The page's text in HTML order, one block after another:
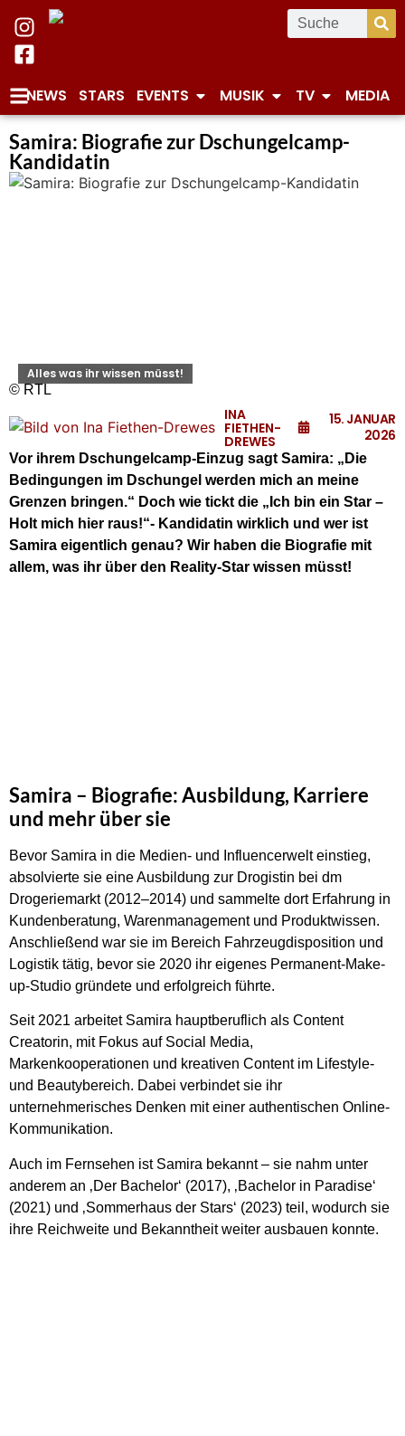
NEWS STARS EVENTS MUSIK TV MEDIA
Samira: Biografie zur Dschungelcamp-
Kandidatin
Alles was ihr wissen müsst!
© RTL
INA
FIETHEN-
DREWES
15. JANUAR
2026
Vor ihrem Dschungelcamp-Einzug sagt Samira: „ Die
Bedingungen im Dschungel werden mich an meine
Grenzen bringen.“ Doch wie tickt die „Ich bin ein Star –
Holt mich hier raus!“- Kandidatin wirklich und wer ist
Samira eigentlich genau? Wir haben die Biografie mit
allem, was ihr über den Reality-Star wissen müsst!
Samira – Biografie: Ausbildung, Karriere
und mehr über sie
Bevor Samira in die Medien- und Influencerwelt einstieg,
absolvierte sie eine Ausbildung zur Drogistin bei dm
Drogeriemarkt (2012–2014) und sammelte dort Erfahrung in
Kundenberatung, Warenmanagement und Produktwissen.
Anschließend war sie im Bereich Fahrzeugdisposition und
Logistik tätig, bevor sie 2020 ihr eigenes Permanent-Make-
up-Studio gründete und erfolgreich führte.
Seit 2021 arbeitet Samira hauptberuflich als Content
Creatorin, mit Fokus auf Social Media,
Markenkooperationen und kreativen Content im Lifestyle-
und Beautybereich. Dabei verbindet sie ihr
unternehmerisches Denken mit einer authentischen Online-
Kommunikation.
Auch im Fernsehen ist Samira bekannt – sie nahm unter
anderem an ‚Der Bachelor‘ (2017), ‚Bachelor in Paradise‘
(2021) und ‚Sommerhaus der Stars‘ (2023) teil, wodurch sie
ihre Reichweite und Bekanntheit weiter ausbauen konnte.